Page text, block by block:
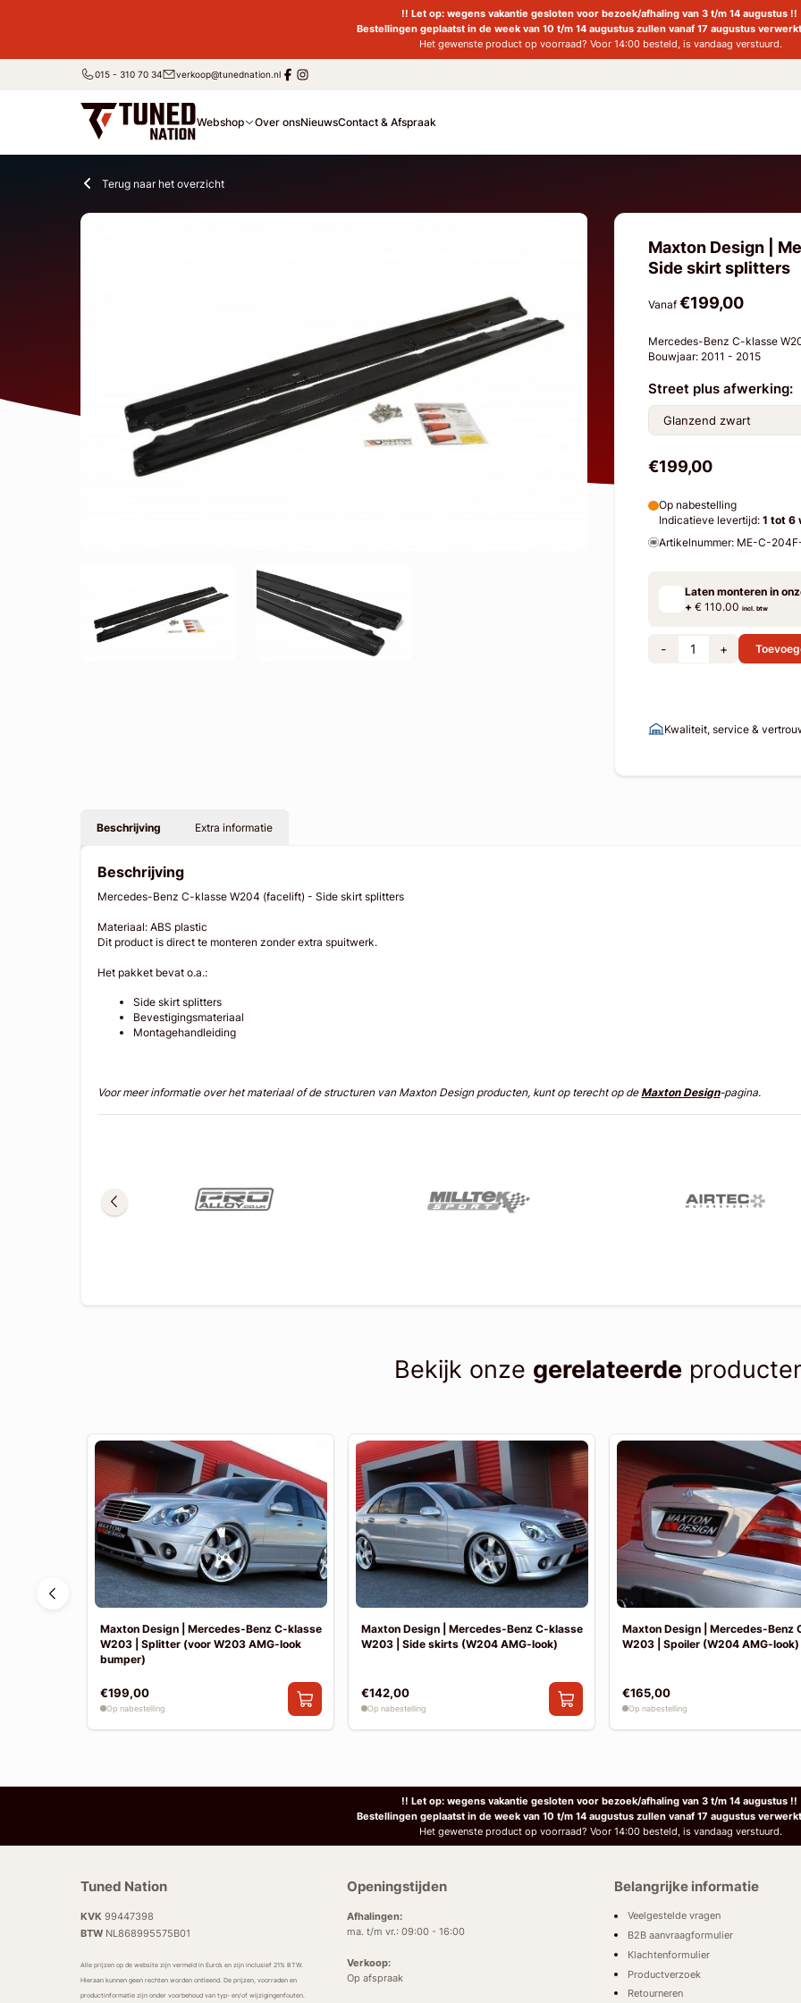
!! Let op: wegens vakantie gesloten voor bezoek/afhaling van 3 t/m 14 augustus !!
Bestellingen geplaatst in de week van 10 t/m 14 augustus zullen vanaf 17 augustus
Het gewenste product op voorraad? Voor 14:00 besteld, is vandaag verstuurd.
015 - 310 70 34 verkoop@tunednation.nl
Webshop Over onsNieuwsContact & Afspraak
Terug naar het overzicht
Maxton Design |
Side skirt splitters
Vanaf €199,00
Mercedes-Benz C-klasse
Bouwjaar: 2011 - 2015
Street plus afwerking:
€199,00
Op nabestelling
Indicatieve levertijd: 1 tot 6
Artikelnummer: ME-C-
Laten monteren in
+€ 110.00 incl. btw
- +
Kwaliteit, service &
Beschrijving Extra informatie
Beschrijving
Mercedes-Benz C-klasse W204 (facelift) - Side skirt splitters
Materiaal: ABS plastic
Dit product is direct te monteren zonder extra spuitwerk.
Het pakket bevat o.a.:
Side skirt splitters
Bevestigingsmateriaal
Montagehandleiding
Voor meer informatie over het materiaal of de structuren van Maxton Design producten, kunt op terecht op deMaxton Design-pagina.
Bekijk onze gerelateerde
Maxton Design | Mercedes-Benz C-klasse
W203 | Splitter (voor W203 AMG-look
bumper)
€199,00
Op nabestelling
Maxton Design | Mercedes-Benz C-klasse
W203 | Side skirts (W204 AMG-look)
€142,00
Op nabestelling
Maxton Design | Mercedes-Benz
W203 | Spoiler (W204 AMG-look)
€165,00
Op nabestelling
!! Let op: wegens vakantie gesloten voor bezoek/afhaling van 3 t/m 14 augustus !!
Bestellingen geplaatst in de week van 10 t/m 14 augustus zullen vanaf 17 augustus
Het gewenste product op voorraad? Voor 14:00 besteld, is vandaag verstuurd.
Tuned Nation
KVK 99447398
BTWNL868995575B01
Alle prijzen op de website zijn vermeld in Euro’s en zijn inclusief 21% BTW.
Hieraan kunnen geen rechten worden ontleend. De prijzen, voorraden en
productinformatie zijn onder voorbehoud van typ- en/of wijzigingenfouten.
Openingstijden
Afhalingen:
ma. t/m vr.: 09:00 - 16:00
Verkoop:
Op afspraak
Belangrijke informatie
Veelgestelde vragen
B2B aanvraagformulier
Klachtenformulier
Productverzoek
Retourneren